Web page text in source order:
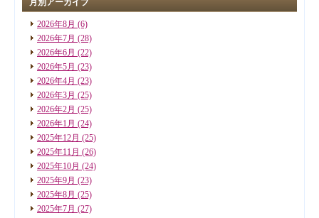
2026年8月 (6)
2026年7月 (28)
2026年6月 (22)
2026年5月 (23)
2026年4月 (23)
2026年3月 (25)
2026年2月 (25)
2026年1月 (24)
2025年12月 (25)
2025年11月 (26)
2025年10月 (24)
2025年9月 (23)
2025年8月 (25)
2025年7月 (27)